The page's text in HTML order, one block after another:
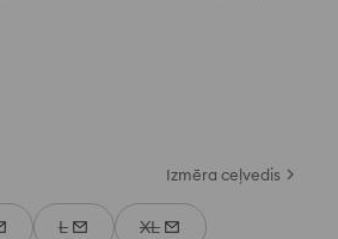
Izmēra ceļvedis
L XL